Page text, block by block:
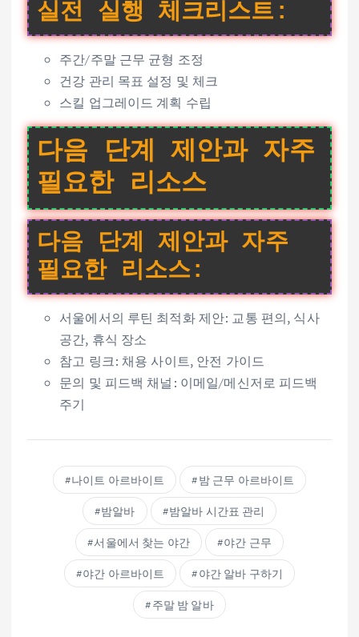
실전 실행 체크리스트:
주간/주말 근무 균형 조정
건강 관리 목표 설정 및 체크
스킬 업그레이드 계획 수립
다음 단계 제안과 자주
필요한 리소스
다음 단계 제안과 자주
필요한 리소스:
서울에서의 루틴 최적화 제안: 교통 편의, 식사
공간, 휴식 장소
참고 링크: 채용 사이트, 안전 가이드
문의 및 피드백 채널: 이메일/메신저로 피드백
주기
나이트 아르바이트 밤 근무 아르바이트
밤알바 밤알바 시간표 관리
서울에서 찾는 야간 야간 근무
야간 아르바이트 야간 알바 구하기
주말 밤 알바